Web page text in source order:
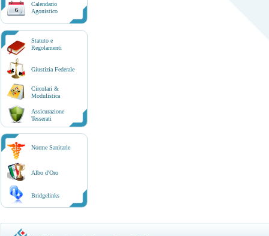
6
Calendario
Agonistico
Statuto e
Regolamenti
Giustizia Federale
Circolari &
Modulistica
Assicurazione
Tesserati
Norme Sanitarie
Albo d'Oro
Bridgelinks